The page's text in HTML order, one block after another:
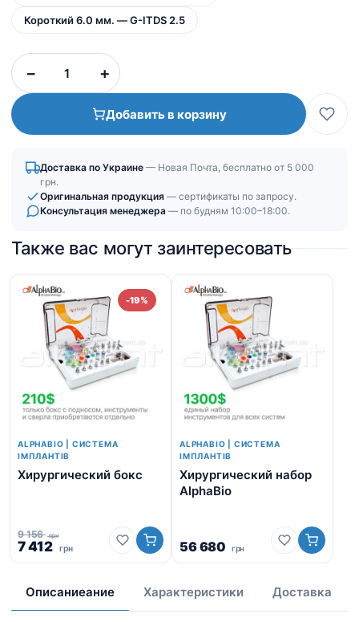
Короткий 6.0 мм. — G-ITDS 2.5
−
Количество
товара
захватом
под
динамометрический
ключ
+
Добавить в корзину
Доставка по Украине — Новая Почта, бесплатно от 5 000
грн.
Оригинальная продукция — сертификаты по запросу.
Консультация менеджера — по будням 10:00–18:00.
Также вас могут заинтересовать
-19%
ALPHABIO | СИСТЕМА
ІМПЛАНТІВ
Хирургический бокс
9 156 грн
Первоначальная
цена
156
грн.
7 412 грнТекущая
цена:
412
грн.
ALPHABIO | СИСТЕМА
ІМПЛАНТІВ
Хирургический набор
AlphaBio
56 680 грн
Описаниеание Характеристики Доставка